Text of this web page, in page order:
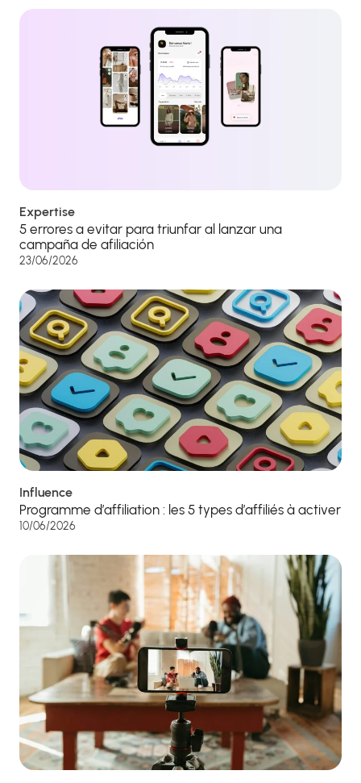
Expertise
5 errores a evitar para triunfar al lanzar una
campaña de afiliación
23/06/2026
Influence
Programme d’affiliation : les 5 types d’affiliés à activer
10/06/2026